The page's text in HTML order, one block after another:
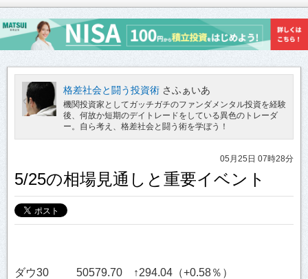
格差社会と闘う投資術 さふぁいあ
機関投資家としてガッチガチのファンダメンタル投資を経験
後、何故か短期のデイトレードをしている異色のトレーダ
ー。自ら考え、格差社会と闘う術を学ぼう！
05月25日 07時28分
5/25の相場見通しと重要イベント
ダウ30 50579.70 ↑294.04（+0.58％）